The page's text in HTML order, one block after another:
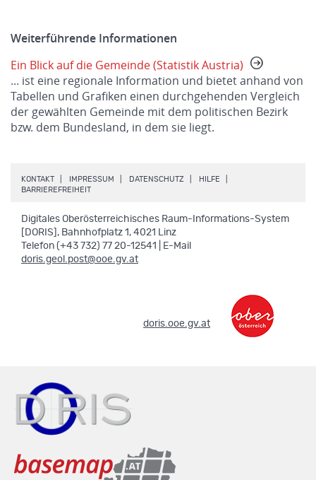
Weiterführende Informationen
Ein Blick auf die Gemeinde (Statistik Austria)
... ist eine regionale Information und bietet anhand von
Tabellen und Grafiken einen durchgehenden Vergleich
der gewählten Gemeinde mit dem politischen Bezirk
bzw. dem Bundesland, in dem sie liegt.
KONTAKT IMPRESSUM DATENSCHUTZ HILFE
BARRIEREFREIHEIT.
Digitales Oberösterreichisches Raum-Informations-System
[DORIS], Bahnhofplatz 1, 4021 Linz
Telefon (+43 732) 77 20-12541 | E-Mail
doris.geol.post@ooe.gv.at
doris.ooe.gv.at.